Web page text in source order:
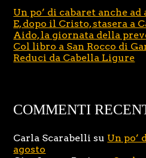
Un po’ di cabaret anche ad
E, dopo il Cristo, stasera a
Aido, la giornata della
Col libro a San Rocco di
Reduci da Cabella Ligure
COMMENTI
Carla Scarabelli su Un po’
agosto